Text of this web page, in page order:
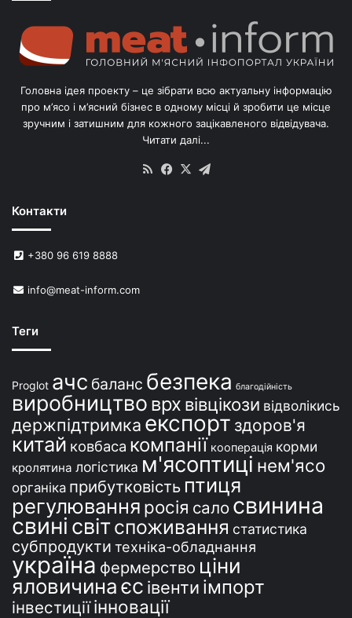
Головна ідея проекту – це зібрати всю актуальну інформацію
про м’ясо і м’ясний бізнес в одному місці й зробити це місце
зручним і затишним для кожного зацікавленого відвідувача.
Читати далі...
RSS Facebook
X
Контакти
+380 96 619 8888
info@meat-inform.com
Теги
Proglot ачс баланс безпека благодійність
виробництво врх вівцікози відволікись
держпідтримка експорт здоров'я
китай ковбаса компанії кооперація корми
кролятина логістика м'ясоптиці нем'ясо
органіка прибутковість птиця
регулювання росія сало свинина
свині світспоживання статистика
субпродукти техніка-обладнання
україна фермерство ціни
яловичинаєс івенти імпорт
інвестиції інновації